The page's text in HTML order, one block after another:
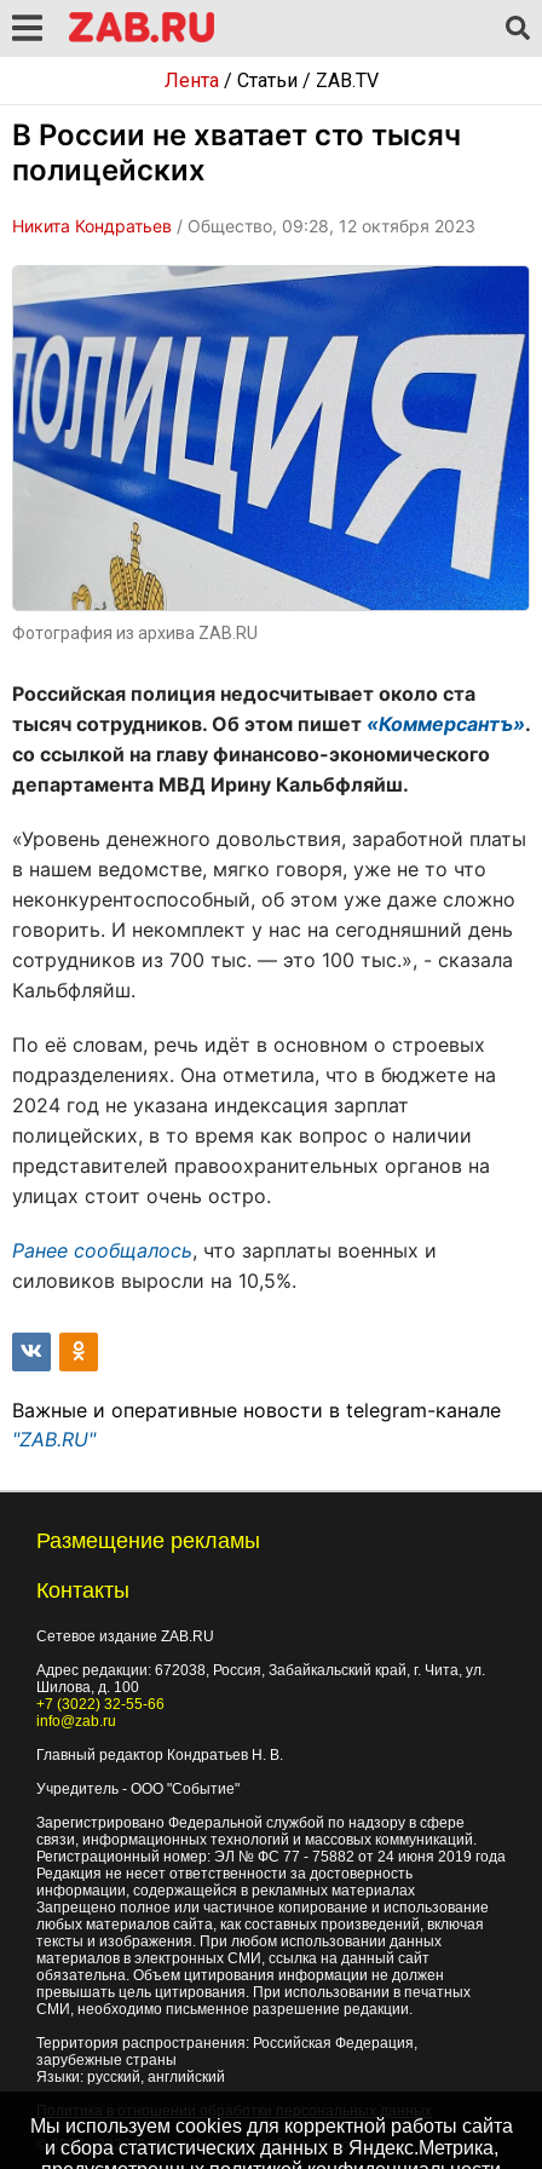
Лента/ Статьи/ ZAB.TV
В России не хватает сто тысяч
полицейских
Никита Кондратьев / Общество, 09:28, 12 октября 2023
Фотография из архива ZAB.RU
Российская полиция недосчитывает около ста
тысяч сотрудников. Об этом пишет «Коммерсантъ».
со ссылкой на главу финансово-экономического
департамента МВД Ирину Кальбфляйш.
«Уровень денежного довольствия, заработной платы
в нашем ведомстве, мягко говоря, уже не то что
неконкурентоспособный, об этом уже даже сложно
говорить. И некомплект у нас на сегодняшний день
сотрудников из 700 тыс. — это 100 тыс.», - сказала
Кальбфляйш.
По её словам, речь идёт в основном о строевых
подразделениях. Она отметила, что в бюджете на
2024 год не указана индексация зарплат
полицейских, в то время как вопрос о наличии
представителей правоохранительных органов на
улицах стоит очень остро.
Ранее сообщалось, что зарплаты военных и
силовиков выросли на 10,5%.
Важные и оперативные новости в telegram-канале
"ZAB.RU"
Размещение рекламы
Контакты
Сетевое издание ZAB.RU
Адрес редакции: 672038 , Россия, Забайкальский край, г. Чита ул.
Шилова, д. 100
+7 (3022) 32-55-66
info@zab.ru
Главный редактор Кондратьев Н. В.
Учредитель - ООО "Событие"
Зарегистрировано Федеральной службой по надзору в сфере
связи, информационных технологий и массовых коммуникаций.
Регистрационный номер: ЭЛ № ФС 77 - 75882 от 24 июня 2019 года
Редакция не несет ответственности за достоверность
информации, содержащейся в рекламных материалах
Запрещено полное или частичное копирование и использование
любых материалов сайта, как составных произведений, включая
тексты и изображения. При любом использовании данных
материалов в электронных СМИ, ссылка на данный сайт
обязательна. Объем цитирования информации не должен
превышать цель цитирования. При использовании в печатных
СМИ, необходимо письменное разрешение редакции.
Территория распространения: Российская Федерация,
зарубежные страны
Языки: русский, английский
© 2007 - 2026Портал Читы и Забайкальского края
Мы используем cookies для корректной работы сайта
и сбора статистических данных в Яндекс.Метрика,